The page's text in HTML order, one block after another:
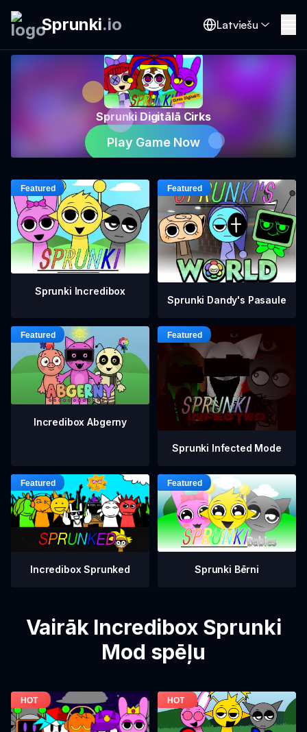
Sprunki.io Latviešu
Sprunki Digitālā Cirks
Play Game Now
Sprunki Incredibox
Sprunki Dandy's Pasaule
Incredibox Abgerny
Sprunki Infected Mode
Incredibox Sprunked Sprunki Bērni
Vairāk Incredibox Sprunki
Mod spēļu